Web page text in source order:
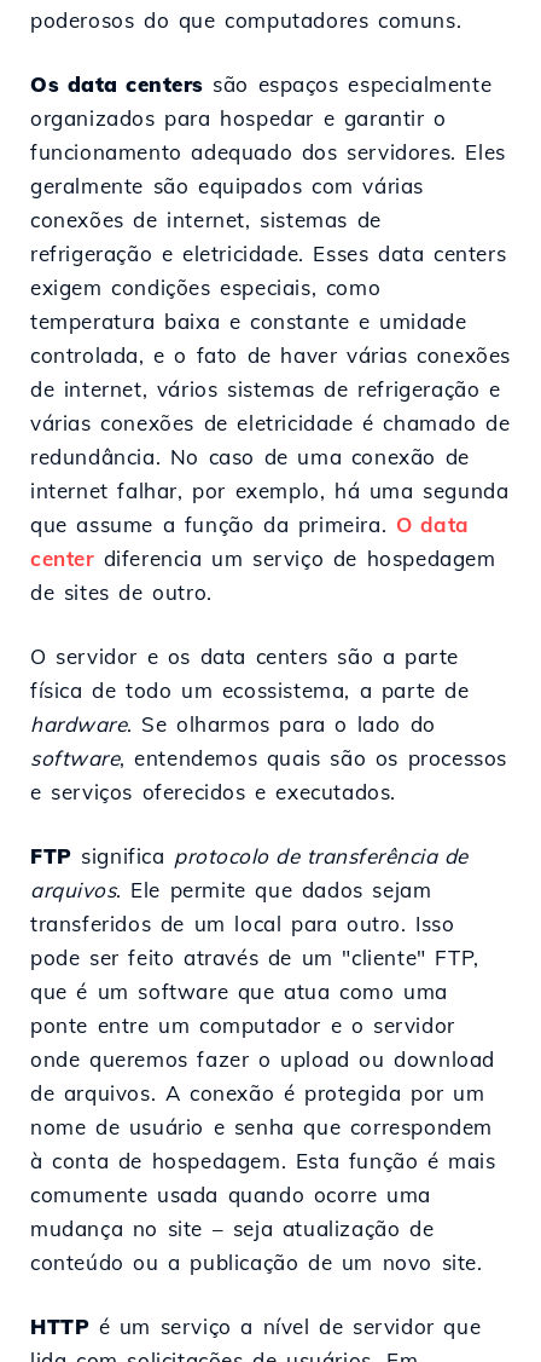
poderosos do que computadores comuns.
Os data centers são espaços especialmente
organizados para hospedar e garantir o
funcionamento adequado dos servidores. Eles
geralmente são equipados com várias
conexões de internet, sistemas de
refrigeração e eletricidade. Esses data centers
exigem condições especiais, como
temperatura baixa e constante e umidade
controlada, e o fato de haver várias conexões
de internet, vários sistemas de refrigeração e
várias conexões de eletricidade é chamado de
redundância. No caso de uma conexão de
internet falhar, por exemplo, há uma segunda
que assume a função da primeira. O data
center diferencia um serviço de hospedagem
de sites de outro.
O servidor e os data centers são a parte
física de todo um ecossistema, a parte de
hardware. Se olharmos para o lado do
software, entendemos quais são os processos
e serviços oferecidos e executados.
FTP significa protocolo de transferência de
arquivos. Ele permite que dados sejam
transferidos de um local para outro. Isso
pode ser feito através de um "cliente" FTP,
que é um software que atua como uma
ponte entre um computador e o servidor
onde queremos fazer o upload ou download
de arquivos. A conexão é protegida por um
nome de usuário e senha que correspondem
à conta de hospedagem. Esta função é mais
comumente usada quando ocorre uma
mudança no site – seja atualização de
conteúdo ou a publicação de um novo site.
HTTP é um serviço a nível de servidor que